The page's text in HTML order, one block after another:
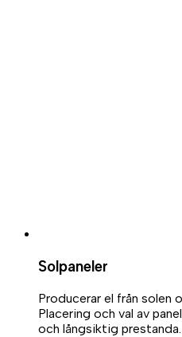
Solpaneler
Producerar el från solen
Placering och val av
och långsiktig prestanda.